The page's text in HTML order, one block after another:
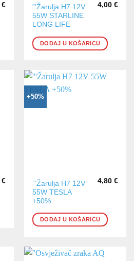
€
”’Žarulja H7 12V
55W STARLINE
LONG LIFE
4,00 €
DODAJ U KOŠARICU
€
+50%
”’Žarulja H7 12V
55W TESLA
+50%
4,80 €
DODAJ U KOŠARICU